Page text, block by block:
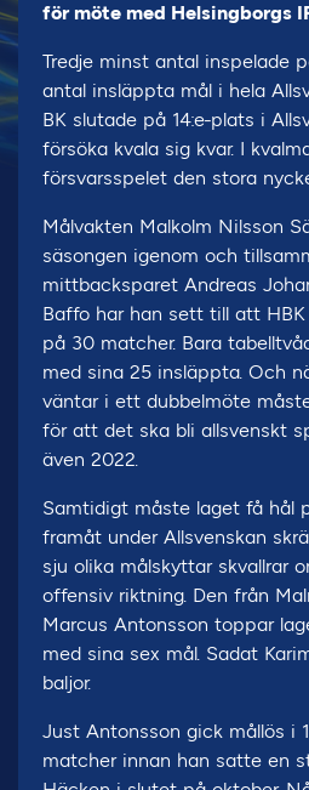
för möte med Helsingborgs
Tredje minst antal inspelade
antal insläppta mål i hela
BK slutade på 14:e-plats i
försöka kvala sig kvar. I
försvarsspelet den stora
Målvakten Malkolm Nilsson
säsongen igenom och
mittbacksparet Andreas
Baffo har han sett till att
på 30 matcher. Bara
med sina 25 insläppta. Och
väntar i ett dubbelmöte
för att det ska bli allsvenskt
även 2022.
Samtidigt måste laget få hål
framåt under Allsvenskan
sju olika målskyttar skvallrar
offensiv riktning. Den från
Marcus Antonsson toppar
med sina sex mål. Sadat
baljor.
Just Antonsson gick mållös i
matcher innan han satte en